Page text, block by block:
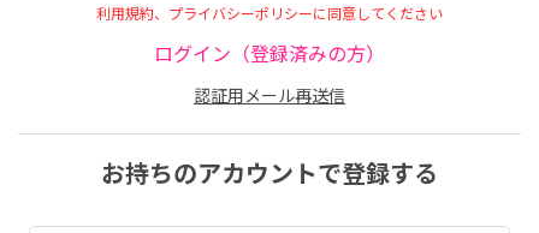
利用規約、プライバシーポリシーに同意してください
ログイン（登録済みの方）
認証用メール再送信
お持ちのアカウントで登録する